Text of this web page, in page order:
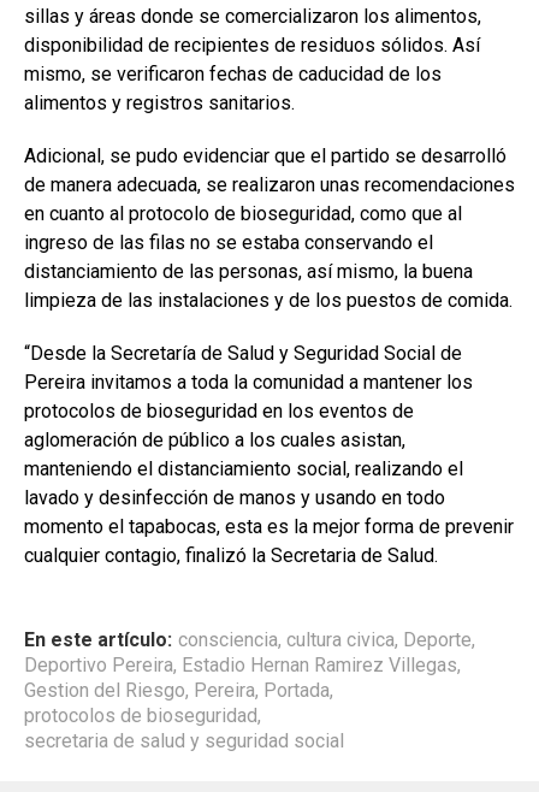
sillas y áreas donde se comercializaron los alimentos,
disponibilidad de recipientes de residuos sólidos. Así
mismo, se verificaron fechas de caducidad de los
alimentos y registros sanitarios.
Adicional, se pudo evidenciar que el partido se desarrolló
de manera adecuada, se realizaron unas recomendaciones
en cuanto al protocolo de bioseguridad, como que al
ingreso de las filas no se estaba conservando el
distanciamiento de las personas, así mismo, la buena
limpieza de las instalaciones y de los puestos de comida.
“Desde la Secretaría de Salud y Seguridad Social de
Pereira invitamos a toda la comunidad a mantener los
protocolos de bioseguridad en los eventos de
aglomeración de público a los cuales asistan,
manteniendo el distanciamiento social, realizando el
lavado y desinfección de manos y usando en todo
momento el tapabocas, esta es la mejor forma de prevenir
cualquier contagio, finalizó la Secretaria de Salud.
En este artículo: consciencia, cultura civica, Deporte,
Deportivo Pereira, Estadio Hernan Ramirez Villegas,
Gestion del Riesgo, Pereira, Portada,
protocolos de bioseguridad,
secretaria de salud y seguridad social